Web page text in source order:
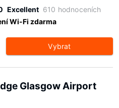
Excellent 610 hodnoceních
Wi-Fi zdarma
Vybrat
Glasgow Airport